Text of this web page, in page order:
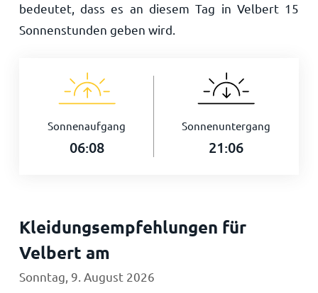
bedeutet, dass es an diesem Tag in Velbert 15
Sonnenstunden geben wird.
Sonnenaufgang
06:08
Sonnenuntergang
21:06
Kleidungsempfehlungen für
Velbert am
Sonntag, 9. August 2026